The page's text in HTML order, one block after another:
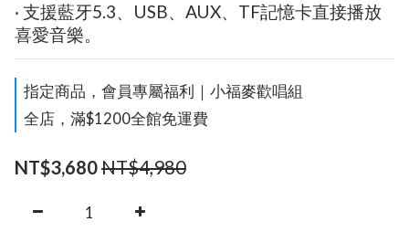
‧ 支援藍牙5.3、USB、AUX、TF記憶卡直接播放
喜愛音樂。
指定商品，會員專屬福利｜小福麥歡唱組
全店，滿$1200全館免運費
NT$3,680NT$4,980